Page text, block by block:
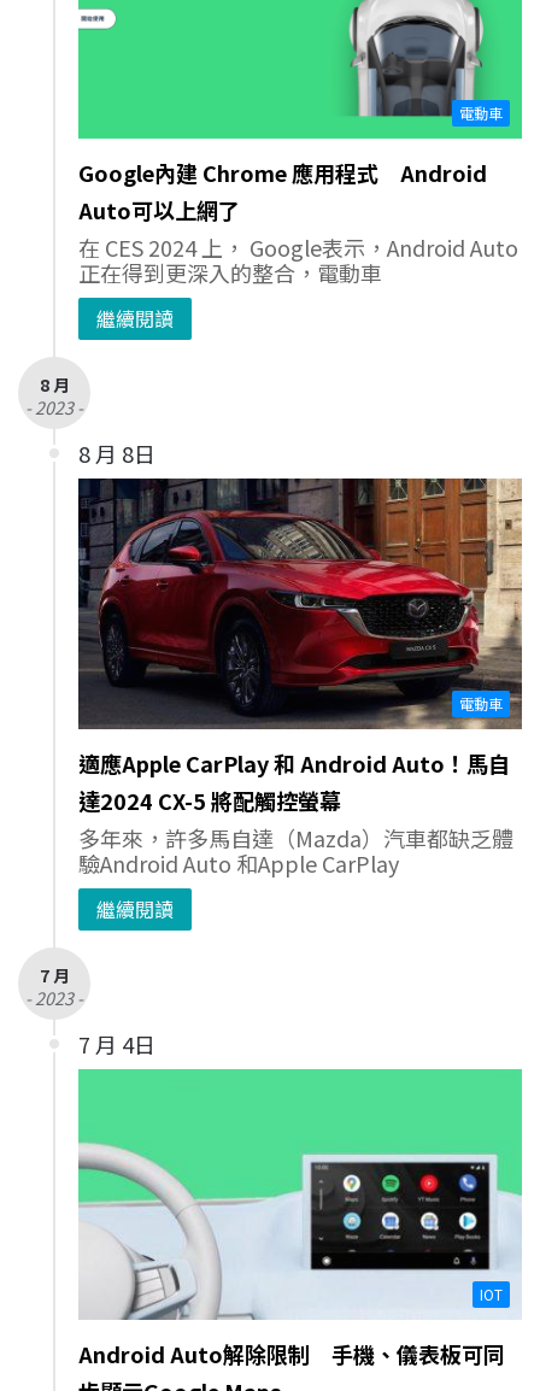
電動車
Google內建 Chrome 應用程式 Android
Auto可以上網了
在 CES 2024 上， Google表示，Android Auto
正在得到更深入的整合，電動車
繼續閱讀
8 月
- 2023 -
8 月 8日
電動車
適應Apple CarPlay 和 Android Auto！馬自
達2024 CX-5 將配觸控螢幕
多年來，許多馬自達（Mazda）汽車都缺乏體
驗Android Auto 和Apple CarPlay
繼續閱讀
7 月
- 2023 -
7 月 4日
IOT
Android Auto解除限制 手機、儀表板可同